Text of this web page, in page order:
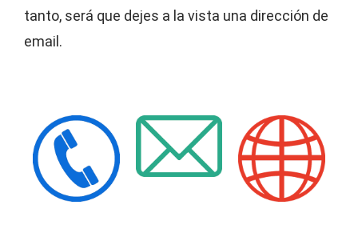
tanto, será que dejes a la vista una dirección de
email.